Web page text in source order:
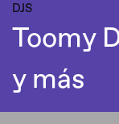
DJS
Toomy
y más